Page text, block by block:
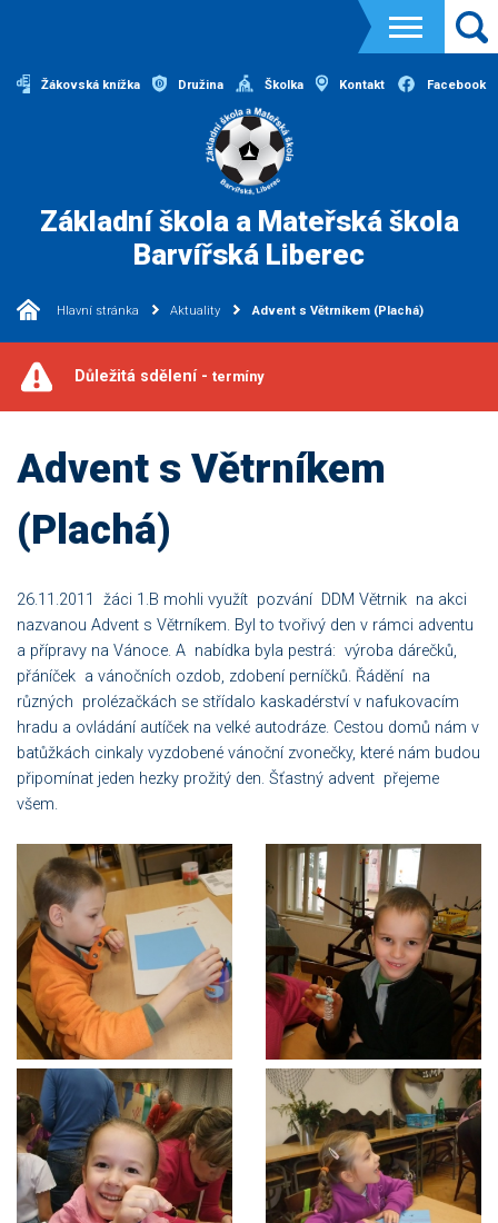
Žákovská knížka Družina Školka Kontakt Facebook
Základní škola a Mateřská škola
Barvířská Liberec
Hlavní stránka Aktuality Advent s Větrníkem (Plachá)
Důležitá sdělení - termíny
Advent s Větrníkem
(Plachá)
26.11.2011 žáci 1.B mohli využít pozvání DDM Větrnik na akci
nazvanou Advent s Větrníkem. Byl to tvořivý den v rámci adventu
a přípravy na Vánoce. A nabídka byla pestrá: výroba dárečků,
přáníček a vánočních ozdob, zdobení perníčků. Řádění na
různých prolézačkách se střídalo kaskadérství v nafukovacím
hradu a ovládání autíček na velké autodráze. Cestou domů nám v
batůžkách cinkaly vyzdobené vánoční zvonečky, které nám budou
připomínat jeden hezky prožitý den. Šťastný advent přejeme
všem.